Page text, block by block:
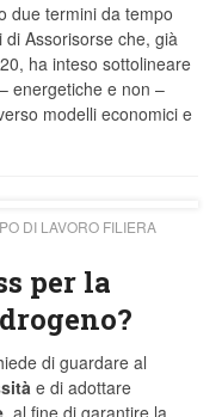
due termini da tempo
di Assorisorse che, già
ha inteso sottolineare
energetiche e non –
modelli economici e
DI LAVORO FILIERA
per la
di guardare al
e di adottare